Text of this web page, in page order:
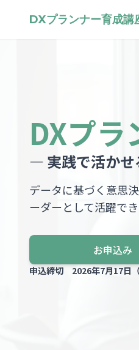
DXプランナー育成講
DXプ
― 実践で活かせ
データに基づく意思
ーダーとして活躍で
お申込み
申込締切 2026年7月17日